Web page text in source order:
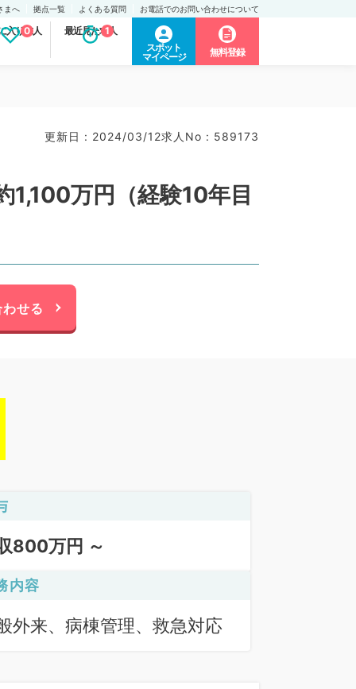
まへ 拠点一覧 よくある質問 お電話でのお問い合わせについて
入り求人
0 最近見た求人
1
スポット
マイページ
無料登録
更新日 : 2024/03/12求人No : 589173
万円（経験10年目
せる
800万円 ～
内容
外来、病棟管理、救急対応